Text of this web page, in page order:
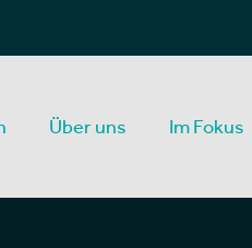
Über uns Im Fokus